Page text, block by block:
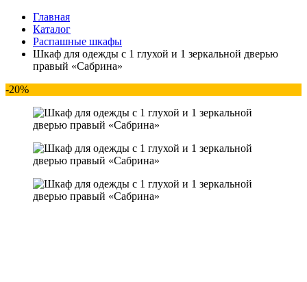
Главная
Каталог
Распашные шкафы
Шкаф для одежды с 1 глухой и 1 зеркальной дверью
правый «Сабрина»
-20%